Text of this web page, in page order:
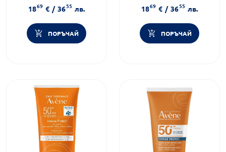
Форма на продукта:спрей
1869 € / 3655 лв.
ПОРЪЧАЙ
Форма на продукта:олио
1869 € / 3655 лв.
ПОРЪЧАЙ